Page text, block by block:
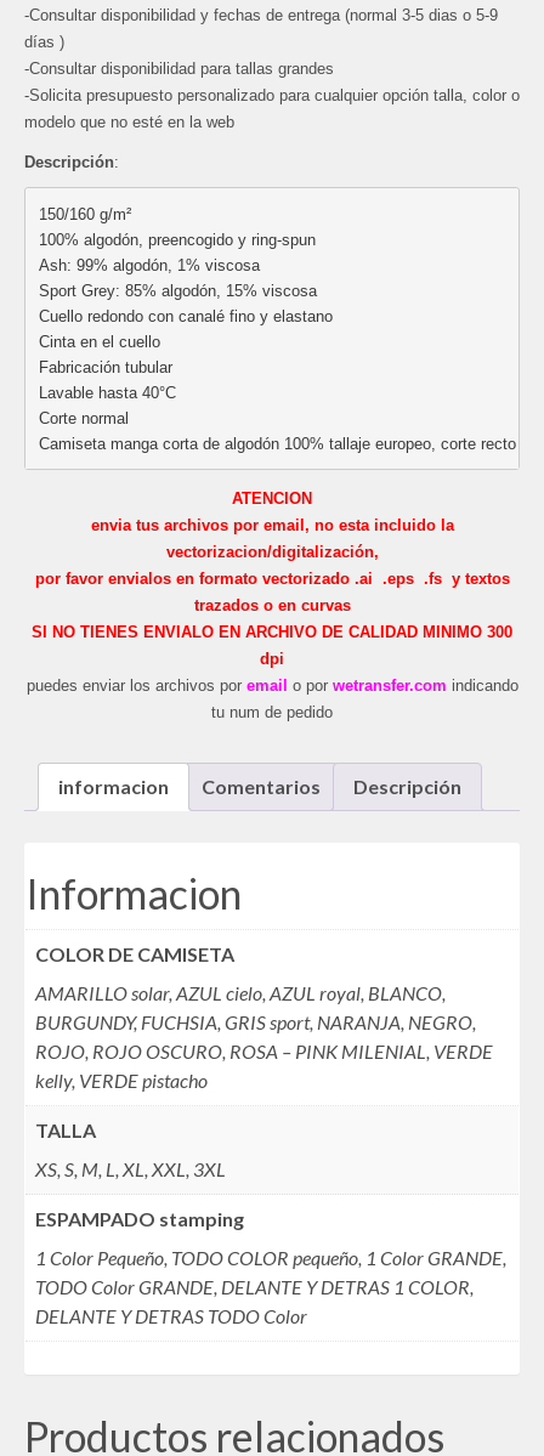
-Consultar disponibilidad y fechas de entrega (normal 3-5 dias o 5-9
días )
-Consultar disponibilidad para tallas grandes
-Solicita presupuesto personalizado para cualquier opción talla, color o
modelo que no esté en la web
Descripción:
150/160 g/m²
100% algodón, preencogido y ring-spun
Ash: 99% algodón, 1% viscosa
Sport Grey: 85% algodón, 15% viscosa
Cuello redondo con canalé fino y elastano
Cinta en el cuello
Fabricación tubular
Lavable hasta 40°C
Corte normal
Camiseta manga corta de algodón 100% tallaje europeo, corte recto
ATENCION
envia tus archivos por email, no esta incluido la
vectorizacion/digitalización,
por favor envialos en formato vectorizado .ai .eps .fs y textos
trazados o en curvas
SI NO TIENES ENVIALO EN ARCHIVO DE CALIDAD MINIMO 300
dpi
puedes enviar los archivos por email o por wetransfer.com indicando
tu num de pedido
informacion Comentarios Descripción
Informacion
COLOR DE CAMISETA
AMARILLO solar, AZUL cielo, AZUL royal, BLANCO,
BURGUNDY, FUCHSIA, GRIS sport, NARANJA, NEGRO,
ROJO, ROJO OSCURO, ROSA – PINK MILENIAL, VERDE
kelly, VERDE pistacho
TALLA
XS, S, M, L, XL, XXL, 3XL
ESPAMPADO stamping
1 Color Pequeño, TODO COLOR pequeño, 1 Color GRANDE,
TODO Color GRANDE, DELANTE Y DETRAS 1 COLOR,
DELANTE Y DETRAS TODO Color
Productos relacionados